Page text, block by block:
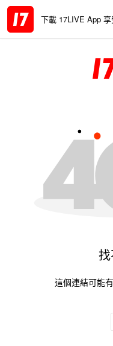
下載 17LIVE App
這個連結可能